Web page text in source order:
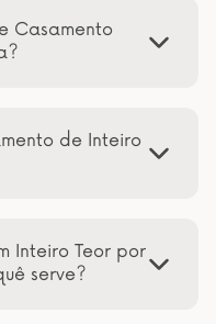
Casamento
de Inteiro
Inteiro Teor por
serve?